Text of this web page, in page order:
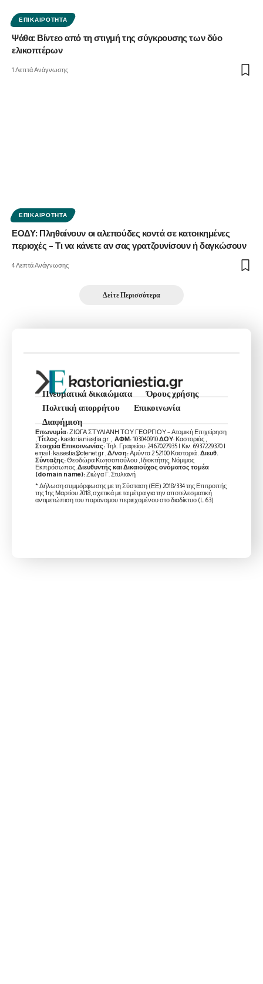
ΕΠΙΚΑΙΡΌΤΗΤΑ
Ψάθα: Βίντεο από τη στιγμή της σύγκρουσης των δύο
ελικοπτέρων
1 Λεπτά Ανάγνωσης
ΕΠΙΚΑΙΡΌΤΗΤΑ
ΕΟΔΥ: Πληθαίνουν οι αλεπούδες κοντά σε κατοικημένες
περιοχές – Τι να κάνετε αν σας γρατζουνίσουν ή δαγκώσουν
4 Λεπτά Ανάγνωσης
Δείτε Περισσότερα
Πνευματικά δικαιώματα
Όρους χρήσης
Πολιτική απορρήτου
Επικοινωνία
Διαφήμιση
Επωνυμία:ΖΙΩΓΑ ΣΤΥΛΙΑΝΗ ΤΟΥ ΓΕΩΡΓΙΟΥ – Ατομική Επιχείρηση
Τίτλος: kastorianiestia.gr , ΑΦΜ:103040910ΔΟΥ: Καστοριάς ,
Στοιχεία Επικοινωνίας:Τηλ. Γραφείου: 2467027935 | Κιν. 6937229370 |
email: kasestia@otenet.gr , Δ/νση:Αμύντα 2 52100 Καστοριά . Διευθ.
Σύνταξης:Θεοδώρα Κωτσοπούλου , Ιδιοκτήτης, Νόμιμος
Εκπρόσωπος, Διευθυντής και Δικαιούχος ονόματος τομέα
(domain name):Ζιώγα Γ. Στυλιανή
* Δήλωση συμμόρφωσης με τη Σύσταση (ΕΕ) 2018/334 της Επιτροπής
της 1ης Μαρτίου 2018, σχετικά με τα μέτρα για την αποτελεσματική
αντιμετώπιση του παράνομου περιεχομένου στο διαδίκτυο (L 63)